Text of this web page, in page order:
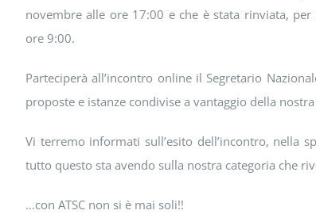
novembre alle ore 17:00 e che è stata rinviata,
ore 9:00.
Parteciperà all’incontro online il Segretario
proposte e istanze condivise a vantaggio della
Vi terremo informati sull’esito dell’incontro, nella
tutto questo sta avendo sulla nostra categoria che
…con ATSC non si è mai soli!!